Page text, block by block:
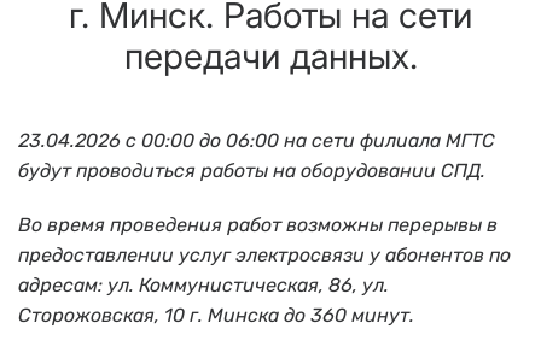
г. Минск. Работы на сети
передачи данных.
23.04.2026 с 00:00 до 06:00 на сети филиала МГТС
будут проводиться работы на оборудовании СПД.
Во время проведения работ возможны перерывы в
предоставлении услуг электросвязи у абонентов по
адресам: ул. Коммунистическая, 86, ул.
Сторожовская, 10 г. Минска до 360 минут.